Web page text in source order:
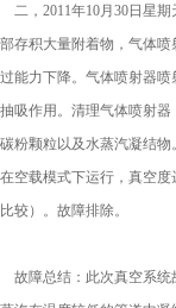
二，2011年10月30日星
部存积大量附着物，气体
过能力下降。气体喷射器
抽吸作用。清理气体喷射器
碳粉颗粒以及水蒸汽凝结
在空载模式下运行，真空度
比较）。故障排除。
故障总结：此次真空系统